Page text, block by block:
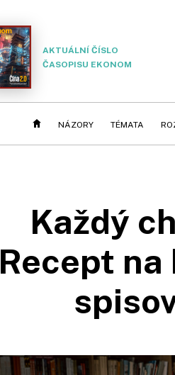
AKTUÁLNÍ ČÍSLO
ČASOPISU EKONOM
NÁZORY TÉMATA
Každý
Recept